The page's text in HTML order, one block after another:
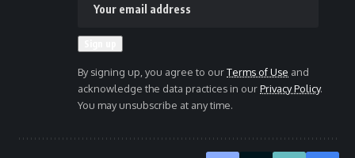
By signing up, you agree to ourTerms of Use and
acknowledge the data practices in ourPrivacy Policy.
You may unsubscribe at any time.